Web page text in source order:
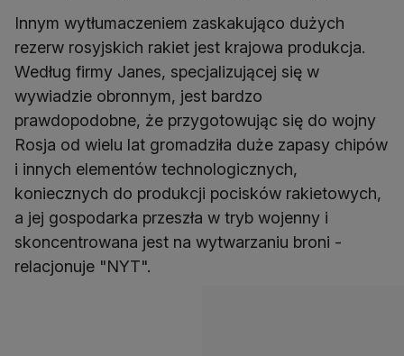
Innym wytłumaczeniem zaskakująco dużych
rezerw rosyjskich rakiet jest krajowa produkcja.
Według firmy Janes, specjalizującej się w
wywiadzie obronnym, jest bardzo
prawdopodobne, że przygotowując się do wojny
Rosja od wielu lat gromadziła duże zapasy chipów
i innych elementów technologicznych,
koniecznych do produkcji pocisków rakietowych,
a jej gospodarka przeszła w tryb wojenny i
skoncentrowana jest na wytwarzaniu broni -
relacjonuje "NYT".